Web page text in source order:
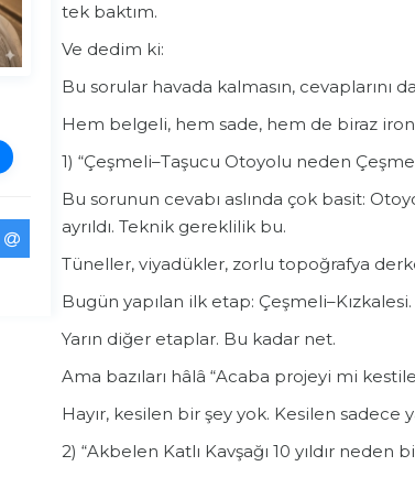
tek baktım.
Ve dedim ki:
Bu sorular havada kalmasın, cevaplarını
Hem belgeli, hem sade, hem de biraz
1) “Çeşmeli–Taşucu Otoyolu neden
Bu sorunun cevabı aslında çok basit:
ayrıldı. Teknik gereklilik bu.
Tüneller, viyadükler, zorlu topoğrafya
Bugün yapılan ilk etap: Çeşmeli–Kızkalesi.
Yarın diğer etaplar. Bu kadar net.
Ama bazıları hâlâ “Acaba projeyi mi
Hayır, kesilen bir şey yok. Kesilen sadece
2) “Akbelen Katlı Kavşağı 10 yıldır neden